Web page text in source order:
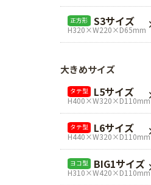
L1サイズ
H240×W320×D110mm
正方形 Mスクエア
H280×W280×D80mm
正方形 Lスクエア
H320×W320×D110mm
正方形 S3サイズ
H320×W220×D65mm
大きめサイズ
タテ型 L5サイズ
H400×W320×D110mm
タテ型 L6サイズ
H440×W320×D110mm
ヨコ型 BIG1サイズ
H310×W420×D110mm